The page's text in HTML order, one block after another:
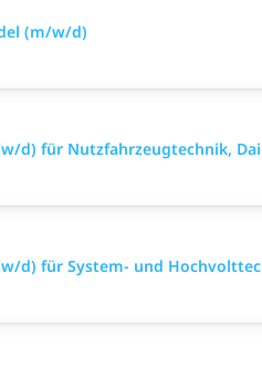
(m/w/d)
für Nutzfahrzeugtechnik,
für System- und